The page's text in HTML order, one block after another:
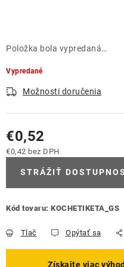
Položka bola vypredaná…
Vypredané
Možnosti doručenia
€0,52
€0,42 bez DPH
STRÁŽIŤ
Kód tovaru: KOCHETIKETA_GS
Tlač Opýtať sa
Získajte viac